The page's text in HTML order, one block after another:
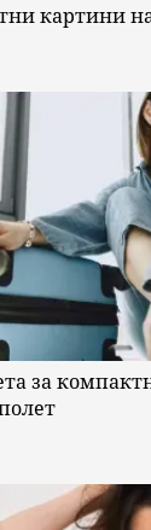
картини
за